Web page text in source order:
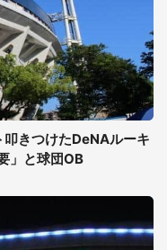
きつけたDeNAルーキ
」と球団OB